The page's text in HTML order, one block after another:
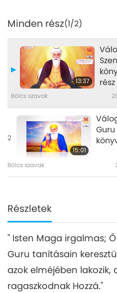
Minden rész(1/2)
13:37
rész
Bölcs szavak
2
15:01
Bölcs szavak
Részletek
" Isten Maga irgalmas;
Guru tanításain
azok elméjében lakozik,
ragaszkodnak Hozzá."